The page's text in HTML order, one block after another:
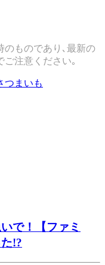
ものであり､最新の
注意ください｡
つまいも
で！【ファミ
!?